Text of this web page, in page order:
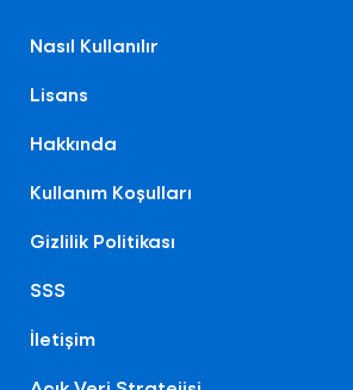
Nasıl Kullanılır
Lisans
Hakkında
Kullanım Koşulları
Gizlilik Politikası
SSS
İletişim